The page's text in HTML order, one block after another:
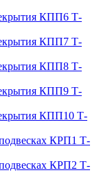
КПП6 Т-
КПП7 Т-
КПП8 Т-
КПП9 Т-
КПП10 Т-
КРП1 Т-
КРП2 Т-